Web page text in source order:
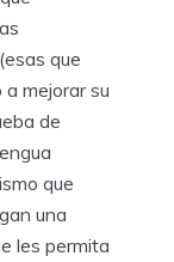
que
mejorar su
de
que
una
les permita